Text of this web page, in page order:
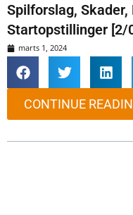
Spilforslag,
Startopstillinger [2/
marts 1, 2024
CONTINUE